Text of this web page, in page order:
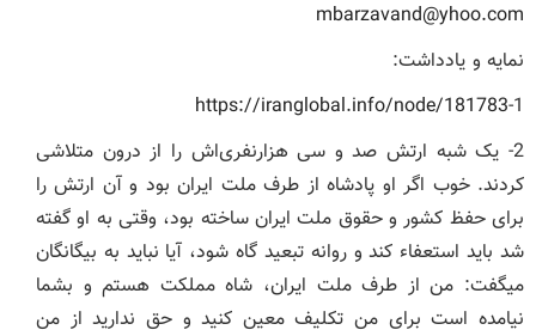
mbarzavand@yhoo.com
نمایه و یادداشت:
1-
https://iranglobal.info/node/181783
2- یک شبه ارتش صد و سی هزارنفری‌اش را از درون متلاشی
کردند. خوب اگر او پادشاه از طرف ملت ایران بود و آن ارتش را
برای حفظ کشور و حقوق ملت ایران ساخته بود، وقتی به او گفته
شد باید استعفاء کند و روانه تبعید گاه شود، آیا نباید به بیگانگان
میگفت: من از طرف ملت ایران، شاه مملکت هستم و بشما
نیامده است برای من تکلیف معین کنید و حق ندارید از من